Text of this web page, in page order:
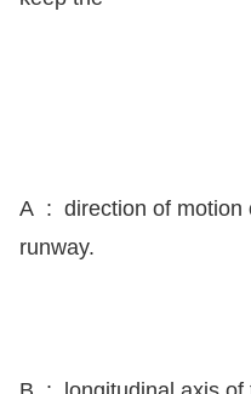
A : direction of motion
runway.